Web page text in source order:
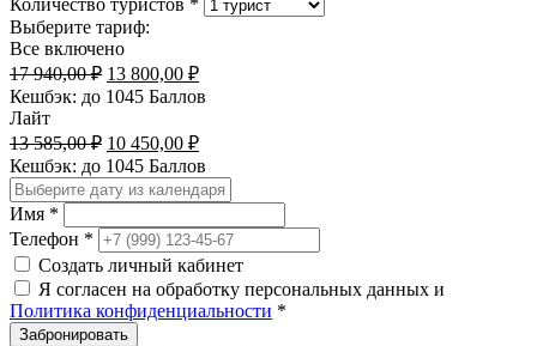
Количество туристов *
Выберите тариф:
Все включено
17 940,00₽ Первоначальная
цена
17
940,00 ₽.
13 800,00 ₽Текущая
цена:
800,00 ₽.
Кешбэк: до 1045 Баллов
Лайт
13 585,00₽ Первоначальная
цена
составляла
13
585,00 ₽.
10 450,00 ₽Текущая
цена:
10
450,00 ₽.
Кешбэк: до 1045 Баллов
Имя *
Телефон *
Создать личный кабинет
Я согласен на обработку персональных данных и
Политика конфиденциальности *
Забронировать